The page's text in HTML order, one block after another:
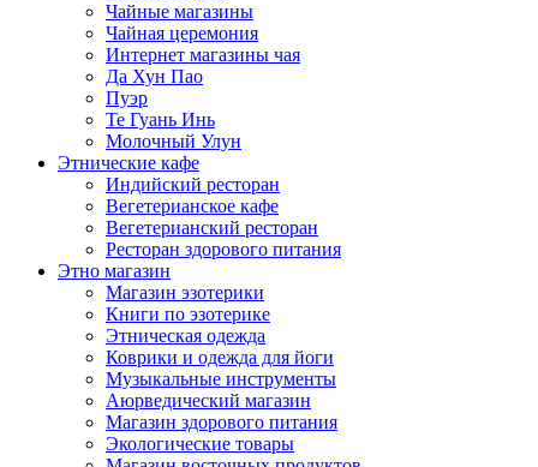
Чайные магазины
Чайная церемония
Интернет магазины чая
Да Хун Пао
Пуэр
Те Гуань Инь
Молочный Улун
Этнические кафе
Индийский ресторан
Вегетерианское кафе
Вегетерианский ресторан
Ресторан здорового питания
Этно магазин
Магазин эзотерики
Книги по эзотерике
Этническая одежда
Коврики и одежда для йоги
Музыкальные инструменты
Аюрведический магазин
Магазин здорового питания
Экологические товары